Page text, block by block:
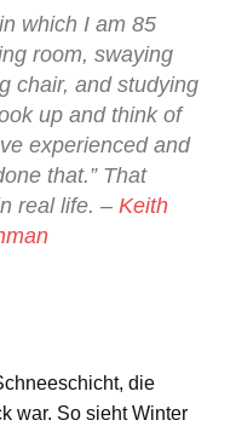
which I am 85
room, swaying
chair, and studying
up and think of
experienced and
that.” That
real life. – Keith
die
war. So sieht Winter